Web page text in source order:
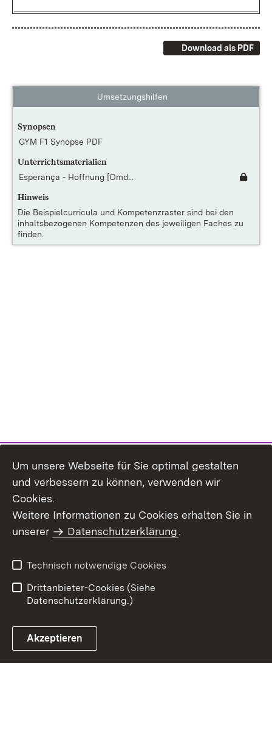
Download als PDF
Umsetzungshilfen
Synopsen
GYM F1 Synopse PDF
Unterrichtsmaterialien
Esperança - Hoffnung [Omd...
Hinweis
Die Beispielcurricula und Kompetenzraster sind bei den
inhaltsbezogenen Kompetenzen des jeweiligen Faches zu
finden.
Um unsere Webseite für Sie optimal gestalten
und verbessern zu können, verwenden wir
Cookies.
Weitere Informationen zu Cookies erhalten Sie in
unserer
Datenschutzerklärung.
Technisch notwendige Cookies
Drittanbieter-Cookies (Siehe
Datenschutzerklärung.)
Akzeptieren